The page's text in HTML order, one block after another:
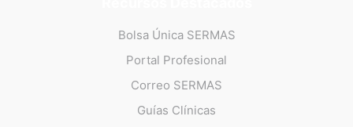
Bolsa Única SERMAS
Portal Profesional
Correo SERMAS
Guías Clínicas